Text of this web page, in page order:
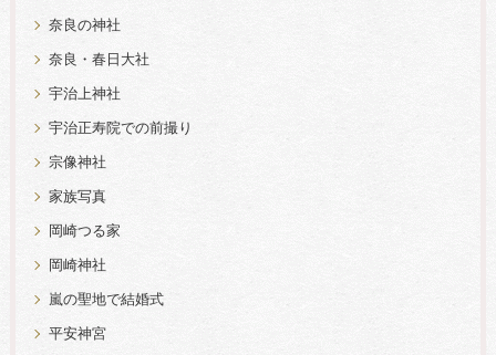
奈良の神社
奈良・春日大社
宇治上神社
宇治正寿院での前撮り
宗像神社
家族写真
岡崎つる家
岡崎神社
嵐の聖地で結婚式
平安神宮